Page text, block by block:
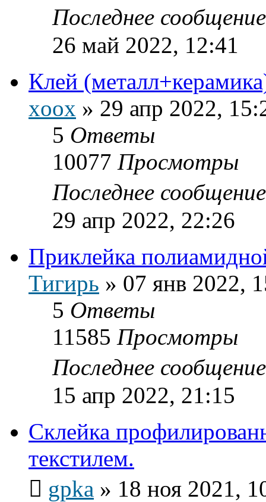
Последнее
26 май 2022, 12:41
Клей
xoox » 29 апр 2022,
5 Ответы
10077 Просмотры
Последнее
29 апр 2022, 22:26
Приклейка
Тигирь » 07 янв 2022,
5 Ответы
11585 Просмотры
Последнее
15 апр 2022, 21:15
Склейка
текстилем.
gpka » 18 ноя 2021,